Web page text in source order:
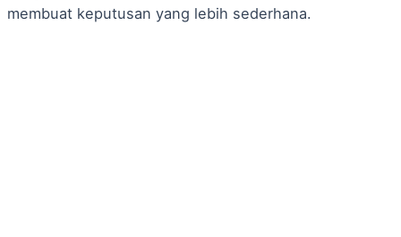
membuat keputusan yang lebih sederhana.